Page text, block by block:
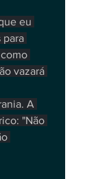
eu
para
vazará
A
"Não